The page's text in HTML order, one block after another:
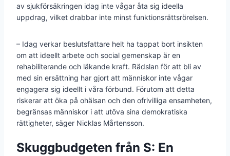
av sjukförsäkringen idag inte vågar åta sig ideella
uppdrag, vilket drabbar inte minst funktionsrättsrörelsen.
– Idag verkar beslutsfattare helt ha tappat bort insikten
om att ideellt arbete och social gemenskap är en
rehabiliterande och läkande kraft. Rädslan för att bli av
med sin ersättning har gjort att människor inte vågar
engagera sig ideellt i våra förbund. Förutom att detta
riskerar att öka på ohälsan och den ofrivilliga ensamheten,
begränsas människor i att utöva sina demokratiska
rättigheter, säger Nicklas Mårtensson.
Skuggbudgeten från S: En